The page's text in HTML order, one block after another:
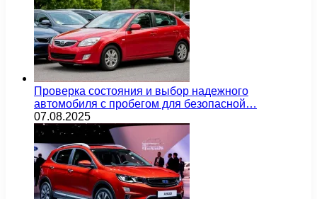
Проверка состояния и выбор надежного
автомобиля с пробегом для безопасной…
07.08.2025